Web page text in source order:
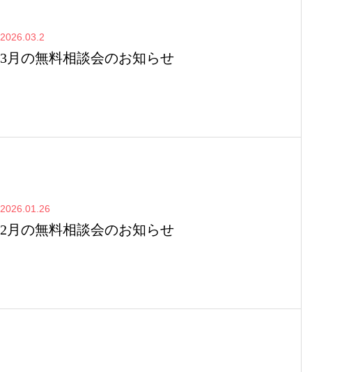
2026.03.2
3月の無料相談会のお知らせ
2026.01.26
2月の無料相談会のお知らせ